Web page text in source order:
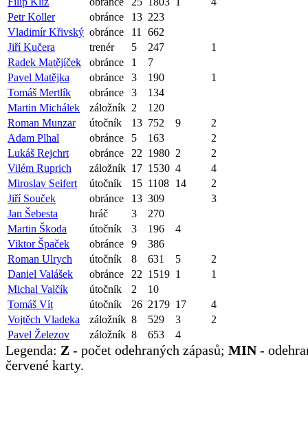
Petr Koller
obránce 13 223
Vladimír Křivský obránce 11
662
Jiří Kučera
trenér 5 247
1
Radek Matějíček
obránce 1
7
Pavel Matějka
obránce 3 190
1
Tomáš Mertlík
obránce 3
134
Martin Michálek
záložník 2
120
Roman Munzar
útočník 13 752 9
2
Adam Plhal
obránce 5 163
2
Lukáš Rejchrt
obránce 22 1980 2
2
Vilém Ruprich
záložník 17 1530 4
4
Miroslav Seifert
útočník 15 1108 14
2
Jiří Souček
obránce 13 309
3
Jan Šebesta
hráč 3
270
Martin Škoda
útočník 3 196
4
Viktor Špaček
obránce 9
386
Roman Ulrych
útočník 8 631 5
2
Daniel Valášek
obránce 22 1519 1
1
Michal Valčík
útočník 2
10
Tomáš Vít
útočník 26 2179 17
4
Vojtěch Vladeka
záložník 8 529 3
2
Pavel Železov
záložník 8 653 4
Legenda: Z - počet odehraných zápasů; MIN-
červené karty.